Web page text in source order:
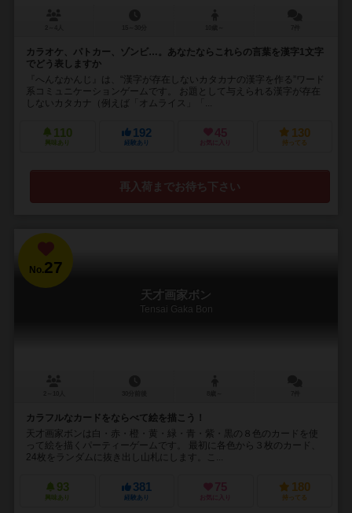
カラオケ、パトカー、ゾンビ…。あなたならこれらの言葉を漢字1文字
でどう表しますか
『へんなかんじ』は、“漢字が存在しないカタカナの漢字を作る”ワード
系コミュニケーションゲームです。 お題として与えられる漢字が存在
しないカタカナ（例えば「オムライス」「...
110
興味あり
192
経験あり
45
お気に入り
130
持ってる
再入荷までお待ち下さい
No.27
天才画家ボン
Tensai Gaka Bon
カラフルなカードをならべて絵を描こう！
天才画家ボンは白・赤・橙・黄・緑・青・紫・黒の８色のカードを使
って絵を描くパーティーゲームです。 最初に各色から３枚のカード、
24枚をランダムに抜き出し山札にします。こ...
93
興味あり
381
経験あり
75
お気に入り
180
持ってる